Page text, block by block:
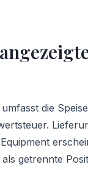
die
getrennte